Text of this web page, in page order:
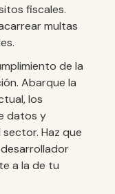
fiscales.
multas
de la
Abarque la
los
datos y
Haz que
a la de tu